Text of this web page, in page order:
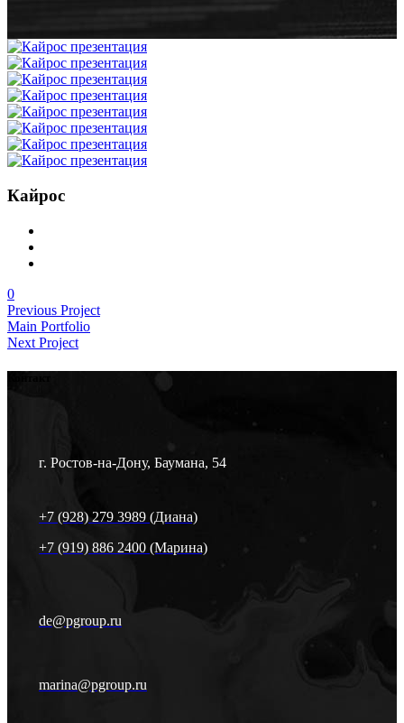
Кайрос
0
Previous Project
Main Portfolio
Next Project
г. Ростов-на-Дону, Баумана, 54
+7 (928) 279 3989 (Диана)
+7 (919) 886 2400 (Марина)
de@pgroup.ru
marina@pgroup.ru